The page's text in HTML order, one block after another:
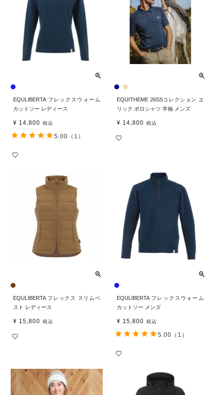
EQULIBERTA フレックスウォーム
カットソー レディース
¥ 14,800 税込
5.00 （1）
EQUITHEME 26SSコレクション エ
リック ポロシャツ 半袖 メンズ
¥ 14,800 税込
EQULIBERTA フレックス スリムベ
スト レディース
¥ 15,800 税込
EQULIBERTA フレックスウォーム
カットソー メンズ
¥ 15,800 税込
5.00 （1）